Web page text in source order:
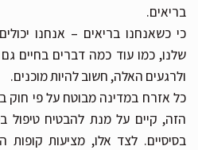
בריאים.
כי כשאנחנו בריאים – אנחנו
שלנו, כמו עוד כמה דברים בחיים
ולרגעים האלה, חשוב להיות מוכנים.
כל אזרח במדינה מבוטח על פי חוק
הזה, קיים על מנת להבטיח טיפול
בסיסיים. לצד אלו, מציעות קופות